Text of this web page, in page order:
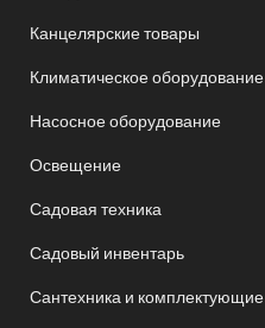
Канцелярские товары
Климатическое оборудование
Насосное оборудование
Освещение
Садовая техника
Садовый инвентарь
Сантехника и комплектующие